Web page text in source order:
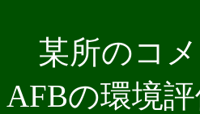
某所のコメ
AFBの環境